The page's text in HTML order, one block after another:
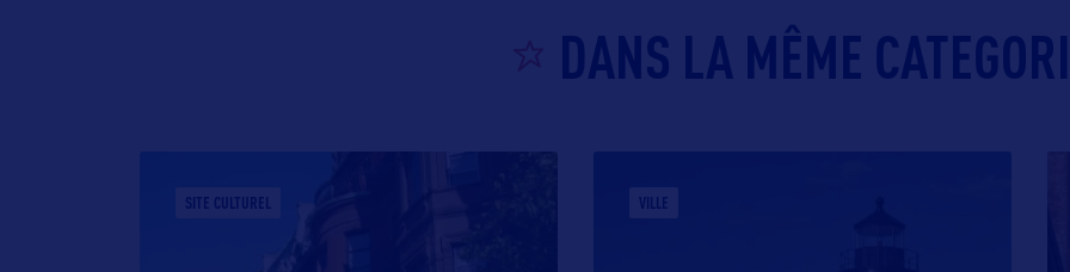
DANS LA MÊME
SITE CULTUREL VILLE